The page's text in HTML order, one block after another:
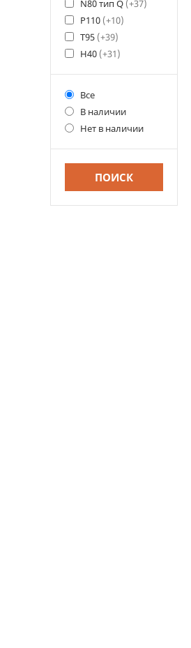
N80 тип Q (+37)
P110 (+10)
T95 (+39)
Н40 (+31)
Все
В наличии
Нет в наличии